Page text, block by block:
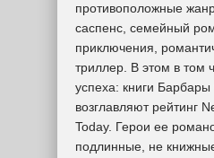
противоположные
саспенс, семейный
приключения,
триллер. В этом в том
успеха: книги
возглавляют рейтинг
Today. Герои ее
подлинные, не